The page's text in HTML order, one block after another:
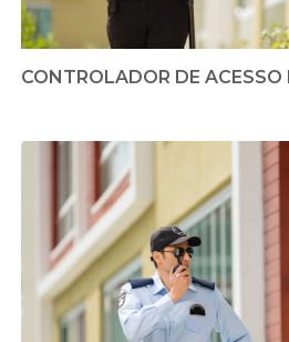
CONTROLADOR DE